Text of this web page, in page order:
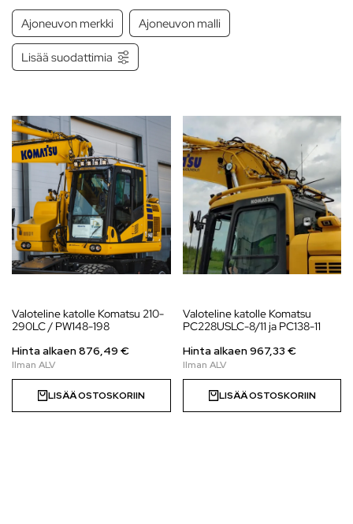
Ajoneuvon merkki Ajoneuvon malli
Lisää suodattimia
Valoteline katolle Komatsu 210-
290LC / PW148-198
Hinta alkaen876,49 €
LISÄÄ OSTOSKORIIN
Valoteline katolle Komatsu
PC228USLC-8/11 ja PC138-11
Hinta alkaen967,33 €
LISÄÄ OSTOSKORIIN